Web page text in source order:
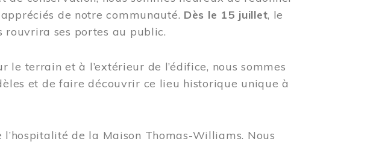
de notre communauté. Dès le 15 juillet, le
ses portes au public.
terrain et à l’extérieur de l’édifice, nous sommes
et de faire découvrir ce lieu historique unique à
de la Maison Thomas-Williams. Nous